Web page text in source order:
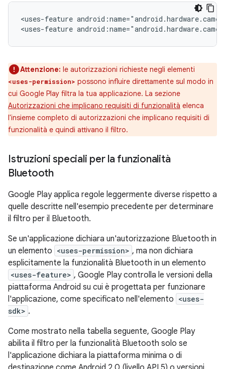
<uses-feature
<uses-feature
Attenzione: le autorizzazioni richieste negli elementi
<uses-permission> possono influire direttamente sul modo in
cui Google Play filtra la tua applicazione. La sezione
Autorizzazioni che implicano requisiti di funzionalità elenca
l'insieme completo di autorizzazioni che implicano requisiti di
funzionalità e quindi attivano il filtro.
Istruzioni speciali per la funzionalità
Bluetooth
Google Play applica regole leggermente diverse rispetto a
quelle descritte nell'esempio precedente per determinare
il filtro per il Bluetooth.
Se un'applicazione dichiara un'autorizzazione Bluetooth in
un elemento <uses-permission> , ma non dichiara
esplicitamente la funzionalità Bluetooth in un elemento
<uses-feature> , Google Play controlla le versioni della
piattaforma Android su cui è progettata per funzionare
l'applicazione, come specificato nell'elemento <uses-
sdk> .
Come mostrato nella tabella seguente, Google Play
abilita il filtro per la funzionalità Bluetooth solo se
l'applicazione dichiara la piattaforma minima o di